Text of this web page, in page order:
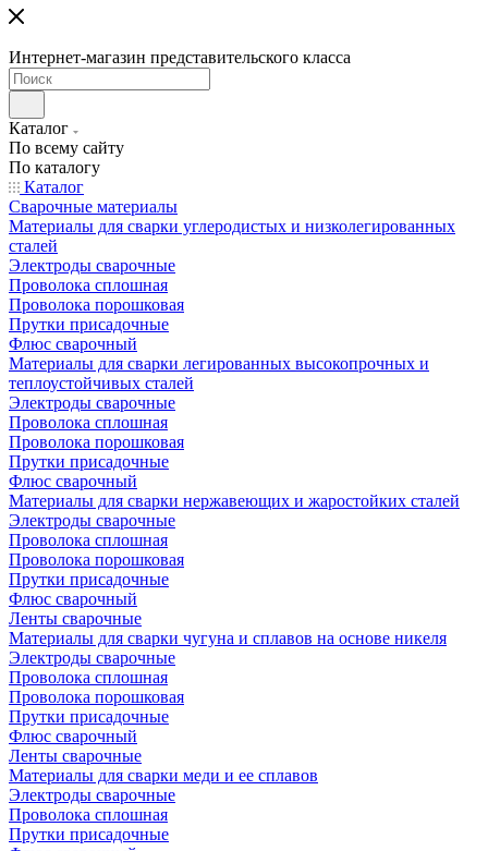
Интернет-магазин представительского класса
Каталог
По всему сайту
По каталогу
Каталог
Сварочные материалы
Материалы для сварки углеродистых и низколегированных
сталей
Электроды сварочные
Проволока сплошная
Проволока порошковая
Прутки присадочные
Флюс сварочный
Материалы для сварки легированных высокопрочных и
теплоустойчивых сталей
Электроды сварочные
Проволока сплошная
Проволока порошковая
Прутки присадочные
Флюс сварочный
Материалы для сварки нержавеющих и жаростойких сталей
Электроды сварочные
Проволока сплошная
Проволока порошковая
Прутки присадочные
Флюс сварочный
Ленты сварочные
Материалы для сварки чугуна и сплавов на основе никеля
Электроды сварочные
Проволока сплошная
Проволока порошковая
Прутки присадочные
Флюс сварочный
Ленты сварочные
Материалы для сварки меди и ее сплавов
Электроды сварочные
Проволока сплошная
Прутки присадочные